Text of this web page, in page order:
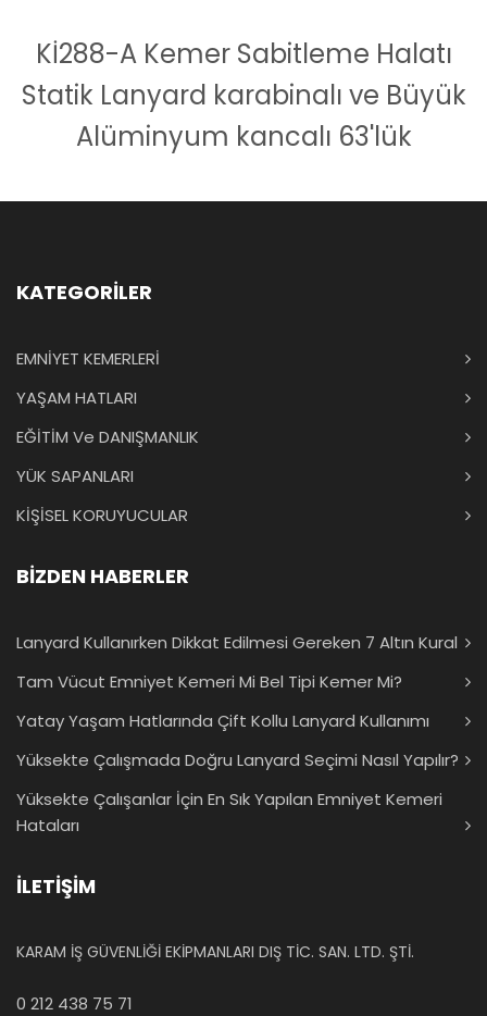
Kİ288-A Kemer Sabitleme Halatı
Statik Lanyard karabinalı ve Büyük
Alüminyum kancalı 63'lük
KATEGORİLER
EMNİYET KEMERLERİ
YAŞAM HATLARI
EĞİTİM Ve DANIŞMANLIK
YÜK SAPANLARI
KİŞİSEL KORUYUCULAR
BİZDEN HABERLER
Lanyard Kullanırken Dikkat Edilmesi Gereken 7 Altın Kural
Tam Vücut Emniyet Kemeri Mi Bel Tipi Kemer Mi?
Yatay Yaşam Hatlarında Çift Kollu Lanyard Kullanımı
Yüksekte Çalışmada Doğru Lanyard Seçimi Nasıl Yapılır?
Yüksekte Çalışanlar İçin En Sık Yapılan Emniyet Kemeri
Hataları
İLETİŞİM
KARAM İŞ GÜVENLİĞİ EKİPMANLARI DIŞ TİC. SAN. LTD. ŞTİ.
0 212 438 75 71